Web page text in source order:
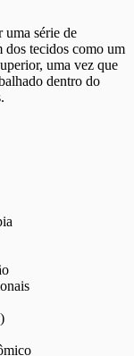
uma série de
dos tecidos como um
uma vez que
dentro do